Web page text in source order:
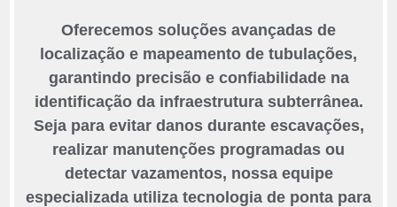
Oferecemos soluções avançadas de
localização e mapeamento de tubulações,
garantindo precisão e confiabilidade na
identificação da infraestrutura subterrânea.
Seja para evitar danos durante escavações,
realizar manutenções programadas ou
detectar vazamentos, nossa equipe
especializada utiliza tecnologia de ponta para